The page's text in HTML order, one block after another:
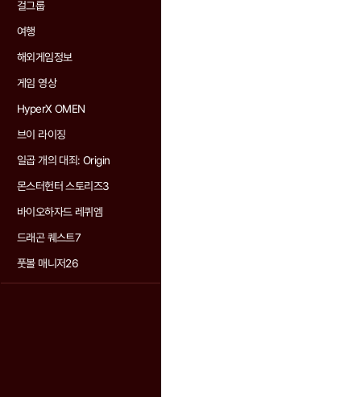
걸그룹
여행
해외게임정보
게임 영상
HyperX OMEN
브이 라이징
일곱 개의 대죄: Origin
몬스터헌터 스토리즈3
바이오하자드 레퀴엠
드래곤 퀘스트7
풋볼 매니저26